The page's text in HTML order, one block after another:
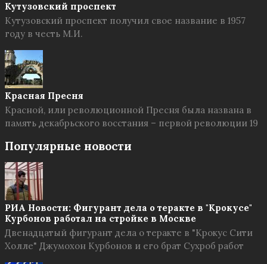
Кутузовский проспект
Кутузовский проспект получил свое название в 1957
году в честь М.И.
Красная Пресня
Красной, или революционной Пресня была названа в
память декабрьского восстания – первой революции 19
Популярные новости
РИА Новости: Фигурант дела о теракте в "Крокусе"
Курбонов работал на стройке в Москве
Двенадцатый фигурант дела о теракте в "Крокус Сити
Холле" Джумохон Курбонов и его брат Сухроб работ